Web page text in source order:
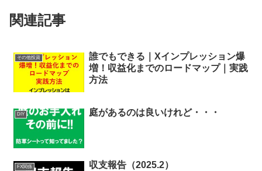
関連記事
その他投資
誰でもできる｜Xインプレッション爆
増！収益化までのロードマップ｜実践
方法
DIY 庭があるのは良いけれど・・・
FX関係 収支報告（2025.2）